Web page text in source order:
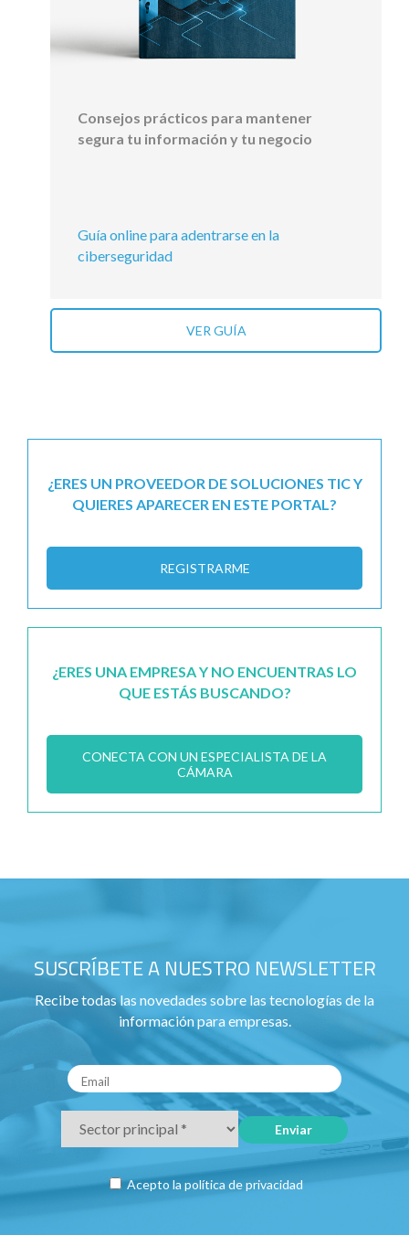
Consejos prácticos para mantener
segura tu información y tu negocio
Guía online para adentrarse en la
ciberseguridad
VER GUÍA
¿ERES UN PROVEEDOR DE SOLUCIONES TIC Y
QUIERES APARECER EN ESTE PORTAL?
REGISTRARME
¿ERES UNA EMPRESA Y NO ENCUENTRAS LO
QUE ESTÁS BUSCANDO?
CONECTA CON UN ESPECIALISTA DE LA
CÁMARA
SUSCRÍBETE A NUESTRO NEWSLETTER
Recibe todas las novedades sobre las tecnologías de la
información para empresas.
Acepto la política de privacidad